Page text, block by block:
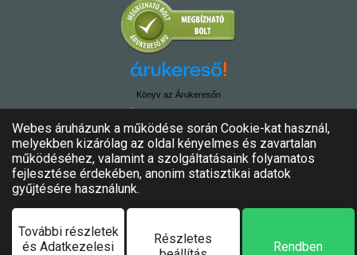
Könyv az Árukeresőn
Minden jog fenntartva!